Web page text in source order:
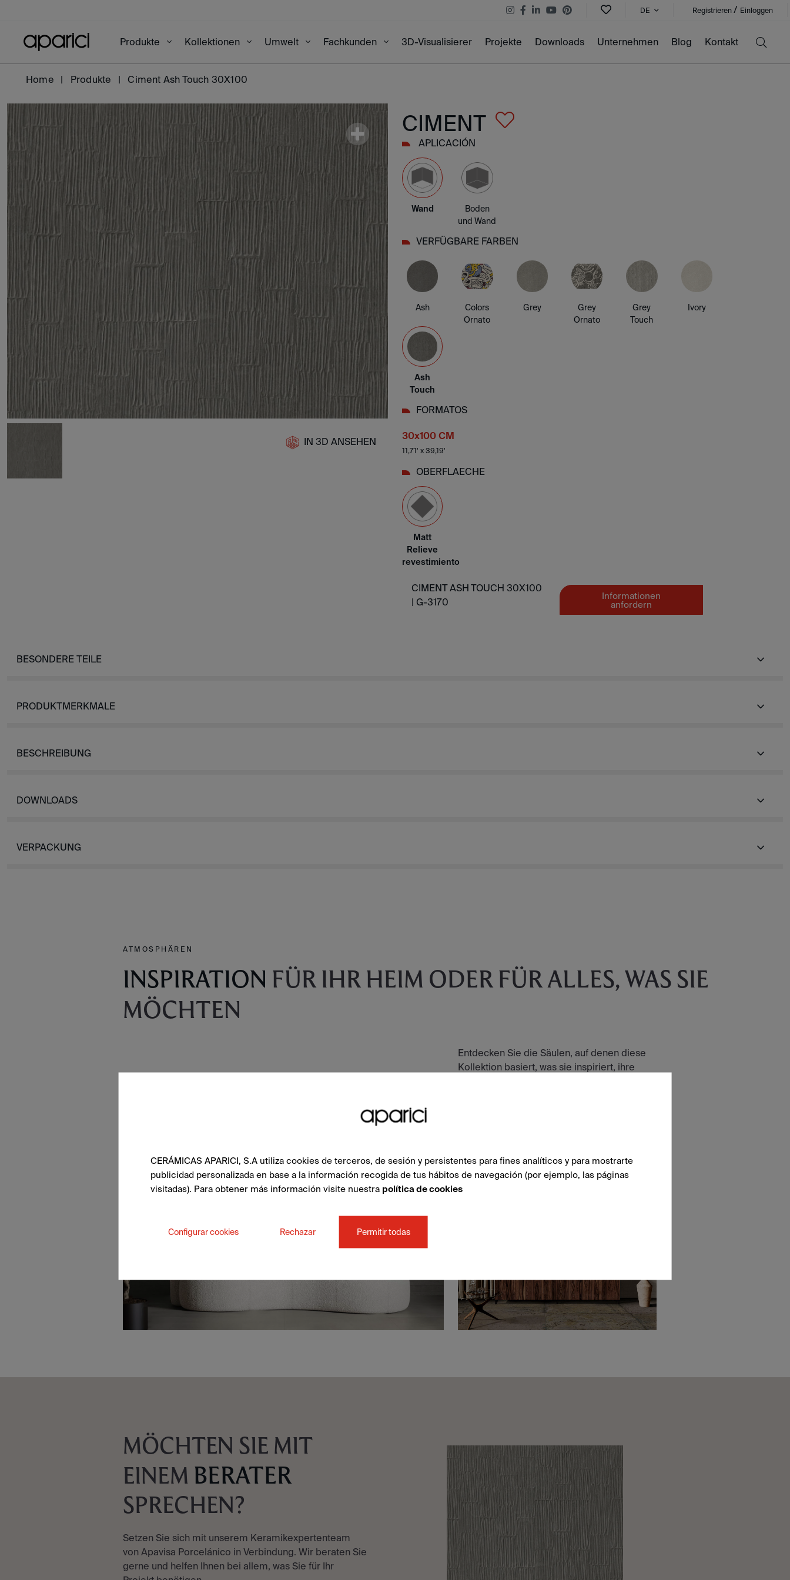
DE Registrieren / Einloggen
Produkte Kollektionen Umwelt Fachkunden 3D-Visualisierer Projekte Downloads Unternehmen Blog Kontakt
Home Produkte Ciment Ash Touch 30X100
IN 3D ANSEHEN
CIMENT
APLICACIÓN
Wand
Boden
und Wand
VERFÜGBARE FARBEN
Ash
Colors
Ornato
Grey
Grey
Ornato
Grey
Touch
Ivory
Ash
Touch
FORMATOS
30x100 CM
11,71' x 39,19'
OBERFLAECHE
Matt
Relieve
revestimiento
CIMENT ASH TOUCH 30X100
| G-3170
Informationen
anfordern
BESONDERE TEILE
PRODUKTMERKMALE
BESCHREIBUNG
DOWNLOADS
VERPACKUNG
ATMOSPHÄREN
INSPIRATION FÜR IHR HEIM ODER FÜR ALLES, WAS SIE
MÖCHTEN
Entdecken Sie die Säulen, auf denen diese
Kollektion basiert, was sie inspiriert, ihre
MÖCHTEN SIE MIT
EINEM BERATER
SPRECHEN?
Setzen Sie sich mit unserem Keramikexpertenteam
von Apavisa Porcelánico in Verbindung. Wir beraten Sie
gerne und helfen Ihnen bei allem, was Sie für Ihr
CERÁMICAS APARICI, S.A utiliza cookies de terceros, de sesión y persistentes para fines analíticos y para mostrarte
publicidad personalizada en base a la información recogida de tus hábitos de navegación (por ejemplo, las páginas
visitadas). Para obtener más información visite nuestra política de cookies
Configurar cookies Rechazar Permitir todas